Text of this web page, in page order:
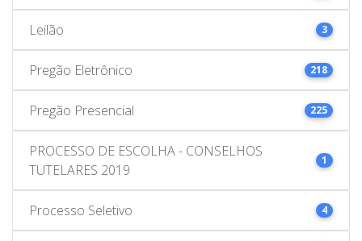
Leilão 3
Pregão Eletrônico 218
Pregão Presencial 225
PROCESSO DE ESCOLHA - CONSELHOS
TUTELARES 2019
1
Processo Seletivo 4